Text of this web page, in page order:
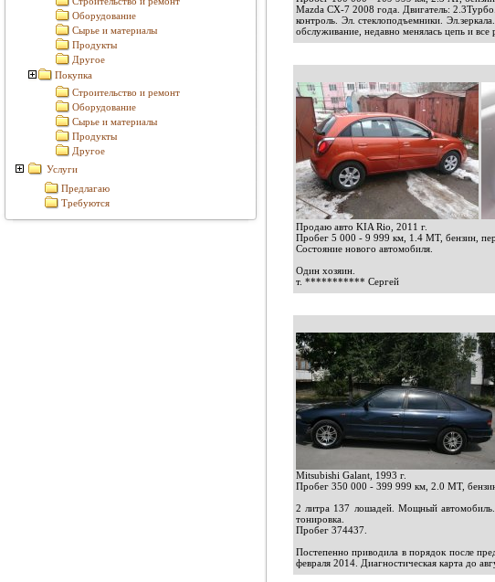
Оборудование
Сырье и материалы
Продукты
Другое
Покупка
Строительство и ремонт
Оборудование
Сырье и материалы
Продукты
Другое
Услуги
Предлагаю
Требуются
Mazda CX-7 2008 года. Двигатель:
контроль. Эл. стеклоподъемники.
обслуживание, недавно менялась цепь и
Продаю авто KIA Rio, 2011 г.
Пробег 5 000 - 9 999 км, 1.4 МТ, бензин,
Состояние нового автомобиля.
Один хозяин.
т. *********** Сергей
Mitsubishi Galant, 1993 г.
Пробег 350 000 - 399 999 км, 2.0 МТ,
2 литра 137 лошадей. Мощный автомобиль.
тонировка.
Пробег 374437.
Постепенно приводила в порядок после
февраля 2014. Диагностическая карта до